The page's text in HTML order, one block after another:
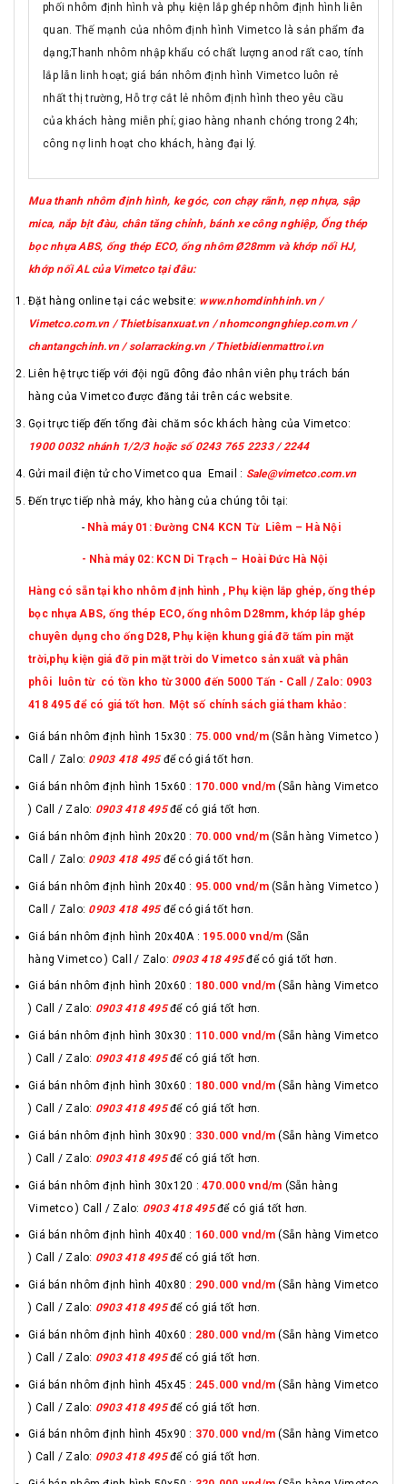
phối nhôm định hình và phụ kiện lắp ghép nhôm định hình liên
quan. Thế mạnh của nhôm định hình Vimetco là sản phẩm đa
dạng;Thanh nhôm nhập khẩu có chất lượng anod rất cao, tính
lắp lẫn linh hoạt; giá bán nhôm định hình Vimetco luôn rẻ
nhất thị trường, Hỗ trợ cắt lẻ nhôm định hình theo yêu cầu
của khách hàng miễn phí; giao hàng nhanh chóng trong 24h;
công nợ linh hoạt cho khách, hàng đại lý.
Mua thanh nhôm định hình, ke góc, con chạy rãnh, nẹp nhựa, sập
mica, nắp bịt đàu, chân tăng chỉnh, bánh xe công nghiệp, Ống thép
bọc nhựa ABS, ống thép ECO, ống nhôm Ø28mm và khớp nối HJ,
khớp nối AL của Vimetco tại đâu:
Đặt hàng online tại các website: www.nhomdinhhinh.vn /
Vimetco.com.vn / Thietbisanxuat.vn / nhomcongnghiep.com.vn /
chantangchinh.vn / solarracking.vn / Thietbidienmattroi.vn
Liên hệ trực tiếp với đội ngũ đông đảo nhân viên phụ trách bán
hàng của Vimetco được đăng tải trên các website.
Gọi trực tiếp đến tổng đài chăm sóc khách hàng của Vimetco:
1900 0032 nhánh 1/2/3 hoặc số 0243 765 2233 / 2244
Gửi mail điện tử cho Vimetco qua Email : Sale@vimetco.com.vn
Đến trực tiếp nhà máy, kho hàng của chúng tôi tại:
- Nhà máy 01: Đường CN4 KCN Từ Liêm – Hà Nội
- Nhà máy 02: KCN Di Trạch – Hoài Đức Hà Nội
Hàng có sẵn tại kho nhôm định hình , Phụ kiện lắp ghép, ống thép
bọc nhựa ABS, ống thép ECO, ống nhôm D28mm, khớp lắp ghép
chuyên dụng cho ống D28, Phụ kiện khung giá đỡ tấm pin mặt
trời,phụ kiện giá đỡ pin mặt trời do Vimetco sản xuất và phân
phôi luôn từ có tồn kho từ 3000 đến 5000 Tấn - Call / Zalo: 0903
418 495 để có giá tốt hơn. Một số chính sách giá tham khảo:
Giá bán nhôm định hình 15x30 : 75.000 vnd/m (Sẵn hàng Vimetco )
Call / Zalo: 0903 418 495để có giá tốt hơn.
Giá bán nhôm định hình 15x60 : 170.000 vnd/m(Sẵn hàng Vimetco
) Call / Zalo: 0903 418 495để có giá tốt hơn.
Giá bán nhôm định hình 20x20 : 70.000 vnd/m (Sẵn hàng Vimetco )
Call / Zalo: 0903 418 495để có giá tốt hơn.
Giá bán nhôm định hình 20x40 : 95.000 vnd/m (Sẵn hàng Vimetco )
Call / Zalo: 0903 418 495để có giá tốt hơn.
Giá bán nhôm định hình 20x40A : 195.000 vnd/m (Sẵn
hàng Vimetco ) Call / Zalo: 0903 418 495để có giá tốt hơn.
Giá bán nhôm định hình 20x60 : 180.000 vnd/m (Sẵn hàng Vimetco
) Call / Zalo: 0903 418 495để có giá tốt hơn.
Giá bán nhôm định hình 30x30 : 110.000 vnd/m(Sẵn hàng Vimetco
) Call / Zalo: 0903 418 495để có giá tốt hơn.
Giá bán nhôm định hình 30x60 : 180.000 vnd/m (Sẵn hàng Vimetco
) Call / Zalo: 0903 418 495để có giá tốt hơn.
Giá bán nhôm định hình 30x90 : 330.000 vnd/m (Sẵn hàng Vimetco
) Call / Zalo: 0903 418 495để có giá tốt hơn.
Giá bán nhôm định hình 30x120 : 470.000 vnd/m (Sẵn hàng
Vimetco ) Call / Zalo: 0903 418 495để có giá tốt hơn.
Giá bán nhôm định hình 40x40 : 160.000 vnd/m (Sẵn hàng Vimetco
) Call / Zalo: 0903 418 495để có giá tốt hơn.
Giá bán nhôm định hình 40x80 : 290.000 vnd/m (Sẵn hàng Vimetco
) Call / Zalo: 0903 418 495để có giá tốt hơn.
Giá bán nhôm định hình 40x60 : 280.000 vnd/m (Sẵn hàng Vimetco
) Call / Zalo: 0903 418 495để có giá tốt hơn.
Giá bán nhôm định hình 45x45 : 245.000 vnd/m (Sẵn hàng Vimetco
) Call / Zalo: 0903 418 495để có giá tốt hơn.
Giá bán nhôm định hình 45x90 : 370.000 vnd/m(Sẵn hàng Vimetco
) Call / Zalo: 0903 418 495để có giá tốt hơn.